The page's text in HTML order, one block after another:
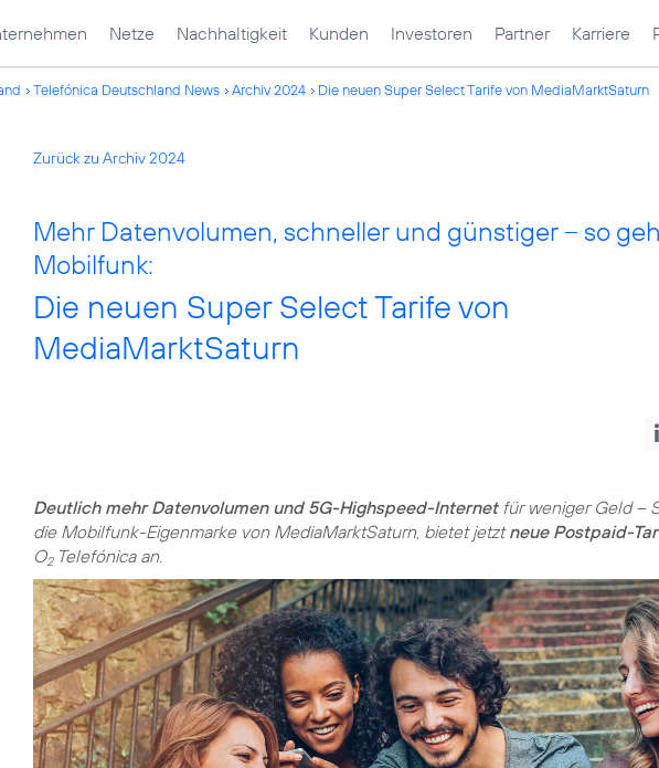
Netze Nachhaltigkeit Kunden Investoren Partner Karriere
Telefónica Deutschland News Archiv 2024 Die neuen Super Select Tarife von MediaMarktSaturn
Zurück zu Archiv 2024
Mehr Datenvolumen, schneller und günstiger – so
Mobilfunk:
Die neuen Super Select Tarife von
MediaMarktSaturn
Deutlich mehr Datenvolumen und 5G-Highspeed-Internetfür weniger Geld –
die Mobilfunk-Eigenmarke von MediaMarktSaturn, bietet jetztneue Postpaid-
O2Telefónica an.